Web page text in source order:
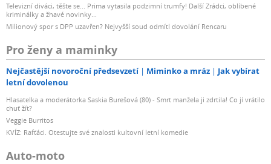
Televizní diváci, těšte se... Prima vytasila podzimní trumfy! Další Zrádci, oblíbené
kriminálky a žhavé novinky...
Milionový spor s DPP uzavřen? Nejvyšší soud odmítl dovolání Rencaru
Pro ženy a maminky
Nejčastější novoroční předsevzetí Miminko a mráz
Jak vybírat
letní dovolenou
Hlasatelka a moderátorka Saskia Burešová (80) - Smrt manžela ji zdrtila! Co jí vrátilo
chuť žít?
Veggie Burritos
KVÍZ: Rafťáci. Otestujte své znalosti kultovní letní komedie
Auto-moto